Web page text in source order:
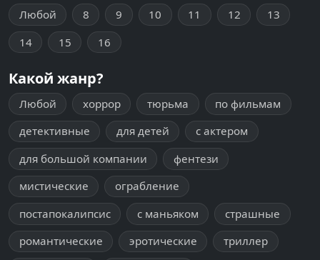
Любой 8 9 10 11 12
13
14
15 16
Какой жанр?
Любой хоррор тюрьма
по фильмам
детективные
для детей
с актером
для большой компании
фентези
мистические
ограбление
постапокалипсис
с маньяком
страшные
романтические
эротические
триллер